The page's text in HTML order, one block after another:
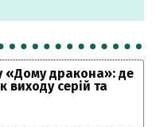
«Дому дракона»: де
виходу серій та